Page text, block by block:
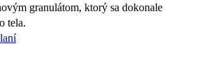
granulátom, ktorý sa dokonale
tela.